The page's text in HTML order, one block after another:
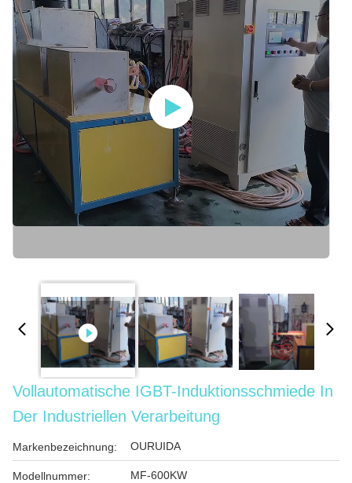
Vollautomatische IGBT-Induktionsschmiede In
Der Industriellen Verarbeitung
Markenbezeichnung: OURUIDA
Modellnummer: MF-600KW